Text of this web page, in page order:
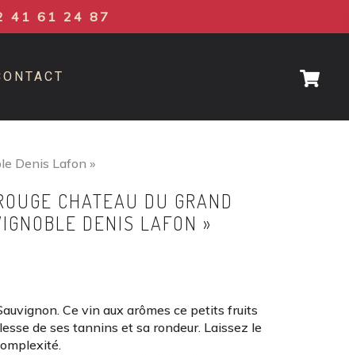
41 61 24 87
Denis Lafon »
CHATEAU DU GRAND
DENIS LAFON »
Ce vin aux arômes ce petits fruits
de ses tannins et sa rondeur. Laissez le